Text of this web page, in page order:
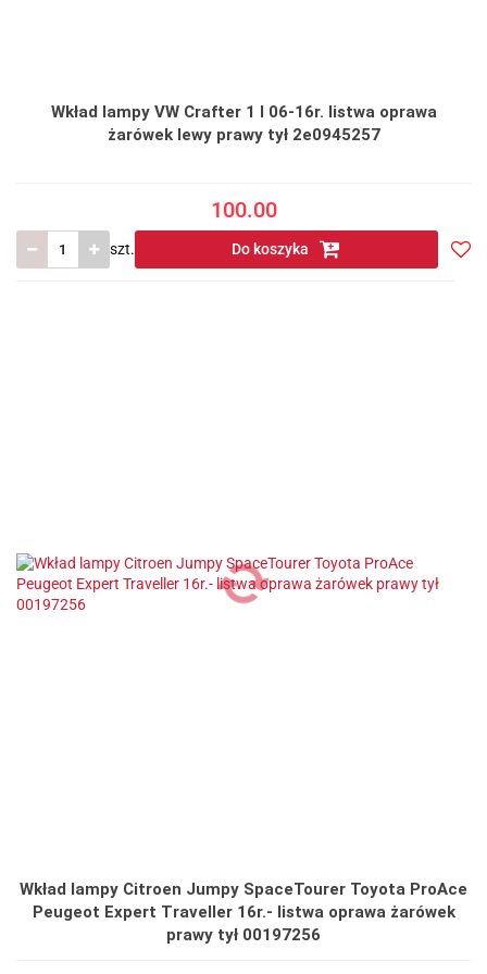
Wkład lampy VW Crafter 1 I 06-16r. listwa oprawa
żarówek lewy prawy tył 2e0945257
100.00
szt. Do koszyka
Wkład lampy Citroen Jumpy SpaceTourer Toyota ProAce
Peugeot Expert Traveller 16r.- listwa oprawa żarówek
prawy tył 00197256